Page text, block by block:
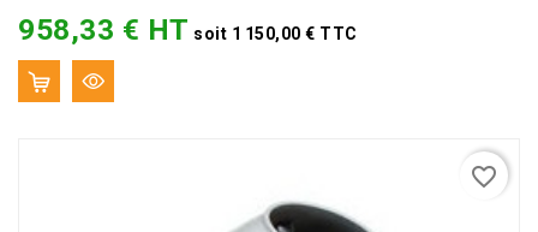
958,33 € HT soit 1 150,00 € TTC
favorite_border